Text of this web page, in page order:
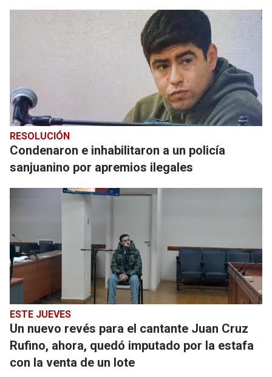
RESOLUCIÓN
Condenaron e inhabilitaron a un policía
sanjuanino por apremios ilegales
ESTE JUEVES
Un nuevo revés para el cantante Juan Cruz
Rufino, ahora, quedó imputado por la estafa
con la venta de un lote